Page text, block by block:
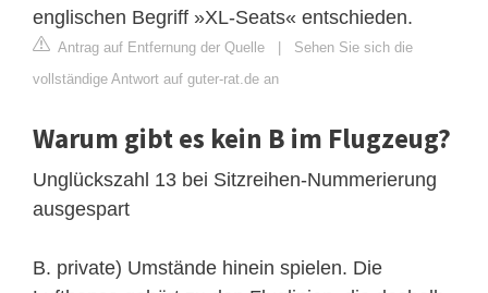
englischen Begriff »XL-Seats« entschieden.
Antrag auf Entfernung der Quelle | Sehen Sie sich die
vollständige Antwort auf guter-rat.de an
Warum gibt es kein B im Flugzeug?
Unglückszahl 13 bei Sitzreihen-Nummerierung
ausgespart
B. private) Umstände hinein spielen. Die